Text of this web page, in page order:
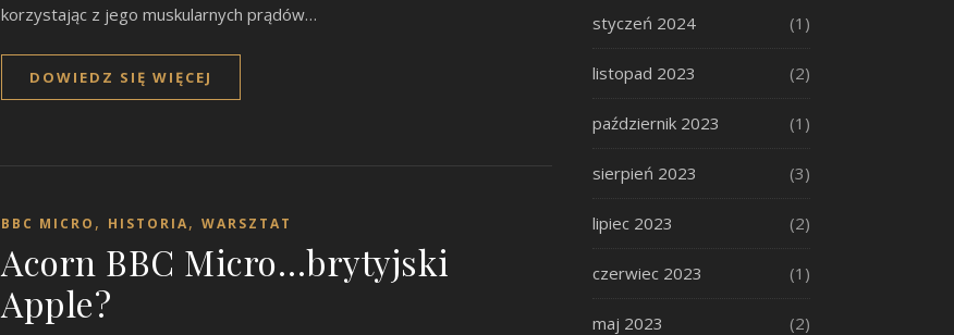
korzystając z jego muskularnych prądów…
DOWIEDZ SIĘ WIĘCEJ
BBC MICRO , HISTORIA, WARSZTAT
Acorn BBC Micro…brytyjski
Apple?
styczeń 2024 (1)
listopad 2023 (2)
październik 2023 (1)
sierpień 2023 (3)
lipiec 2023 (2)
czerwiec 2023 (1)
maj 2023 (2)